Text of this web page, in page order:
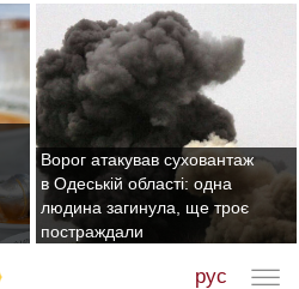
Ворог атакував суховантаж
в Одеській області: одна
людина загинула, ще троє
постраждали
рус